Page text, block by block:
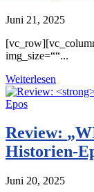
Juni 21, 2025
img_size=““...
Weiterlesen
Review:
Historien-
Juni 20, 2025